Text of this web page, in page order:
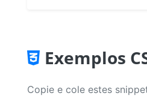
Exemplos
Copie e cole estes